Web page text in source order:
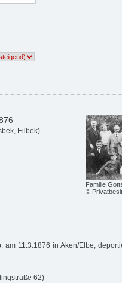
Familie
©
Eilbek)
am 11.3.1876 in Aken/Elbe,
62)